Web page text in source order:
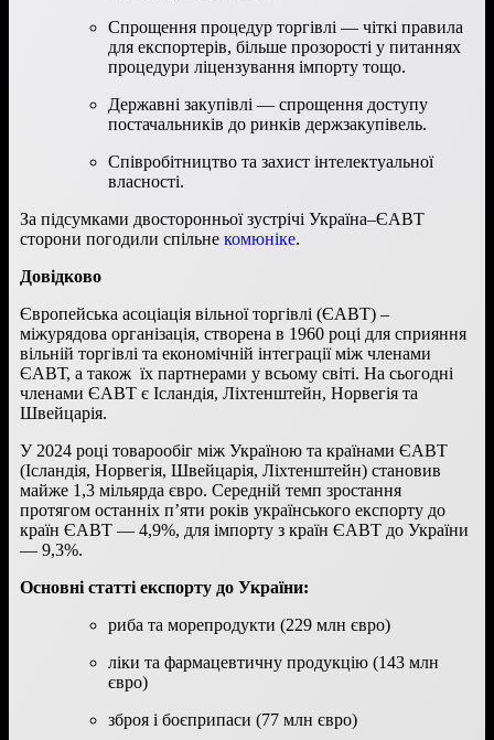
Спрощення процедур торгівлі — чіткі правила
для експортерів, більше прозорості у питаннях
процедури ліцензування імпорту тощо.
Державні закупівлі — спрощення доступу
постачальників до ринків держзакупівель.
Співробітництво та захист інтелектуальної
власності.
За підсумками двосторонньої зустрічі Україна–ЄАВТ
сторони погодили спільне комюніке.
Довідково
Європейська асоціація вільної торгівлі (ЄАВТ) –
міжурядова організація, створена в 1960 році для сприяння
вільній торгівлі та економічній інтеграції між членами
ЄАВТ, а також їх партнерами у всьому світі. На сьогодні
членами ЄАВТ є Ісландія, Ліхтенштейн, Норвегія та
Швейцарія.
У 2024 році товарообіг між Україною та країнами ЄАВТ
(Ісландія, Норвегія, Швейцарія, Ліхтенштейн) становив
майже 1,3 мільярда євро. Cередній темп зростання
протягом останніх п’яти років українського експорту до
країн ЄАВТ — 4,9%, для імпорту з країн ЄАВТ до України
— 9,3%.
Основні статті експорту до України:
риба та морепродукти (229 млн євро)
ліки та фармацевтичну продукцію (143 млн
євро)
зброя і боєприпаси (77 млн євро)